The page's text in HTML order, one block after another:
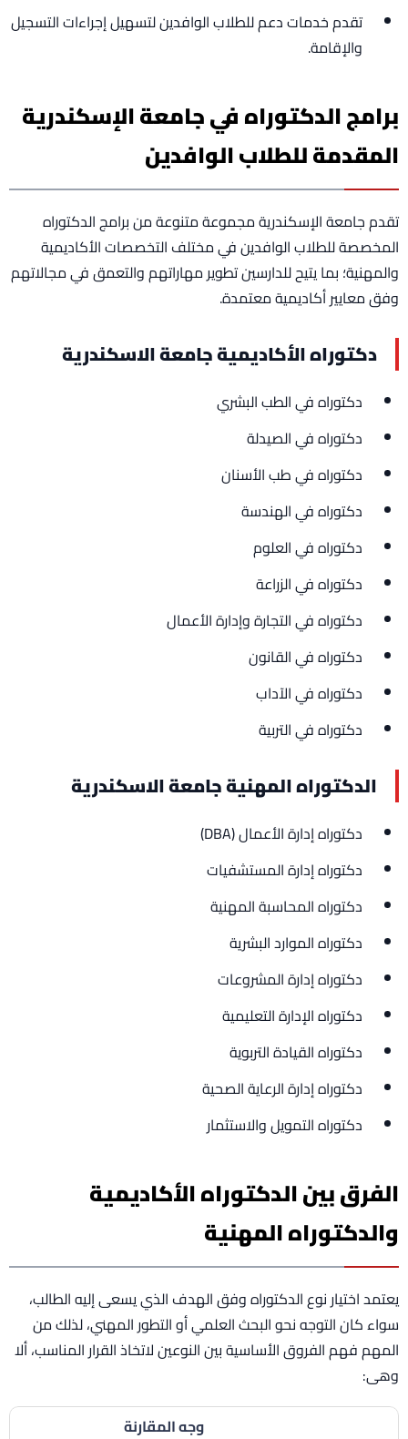
تقدم خدمات دعم للطلاب الوافدين لتسهيل إجراءات التسجيل
والإقامة.
برامج الدكتوراه في جامعة الإسكندرية
المقدمة للطلاب الوافدين
تقدم جامعة الإسكندرية مجموعة متنوعة من برامج الدكتوراه
المخصصة للطلاب الوافدين في مختلف التخصصات الأكاديمية
والمهنية؛ بما يتيح للدارسين تطوير مهاراتهم والتعمق في مجالاتهم
وفق معايير أكاديمية معتمدة.
دكتوراه الأكاديمية جامعة الاسكندرية
دكتوراه في الطب البشري
دكتوراه في الصيدلة
دكتوراه في طب الأسنان
دكتوراه في الهندسة
دكتوراه في العلوم
دكتوراه في الزراعة
دكتوراه في التجارة وإدارة الأعمال
دكتوراه في القانون
دكتوراه في الآداب
دكتوراه في التربية
الدكتوراه المهنية جامعة الاسكندرية
دكتوراه إدارة الأعمال (DBA)
دكتوراه إدارة المستشفيات
دكتوراه المحاسبة المهنية
دكتوراه الموارد البشرية
دكتوراه إدارة المشروعات
دكتوراه الإدارة التعليمية
دكتوراه القيادة التربوية
دكتوراه إدارة الرعاية الصحية
دكتوراه التمويل والاستثمار
الفرق بين الدكتوراه الأكاديمية
والدكتوراه المهنية
يعتمد اختيار نوع الدكتوراه وفق الهدف الذي يسعى إليه الطالب،
سواء كان التوجه نحو البحث العلمي أو التطور المهني، لذلك من
المهم فهم الفروق الأساسية بين النوعين لاتخاذ القرار المناسب، ألا
وهى:
وجه المقارنة